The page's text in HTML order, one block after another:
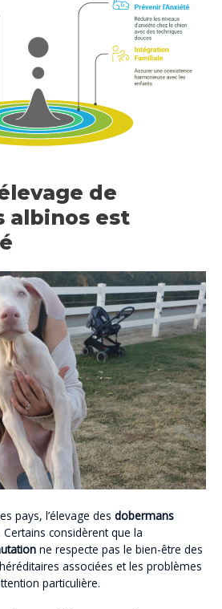
de
albinos est
pays, l’élevage des dobermans
considèrent que la
ne respecte pas le bien-être des
héréditaires associées et les problèmes
particulière.